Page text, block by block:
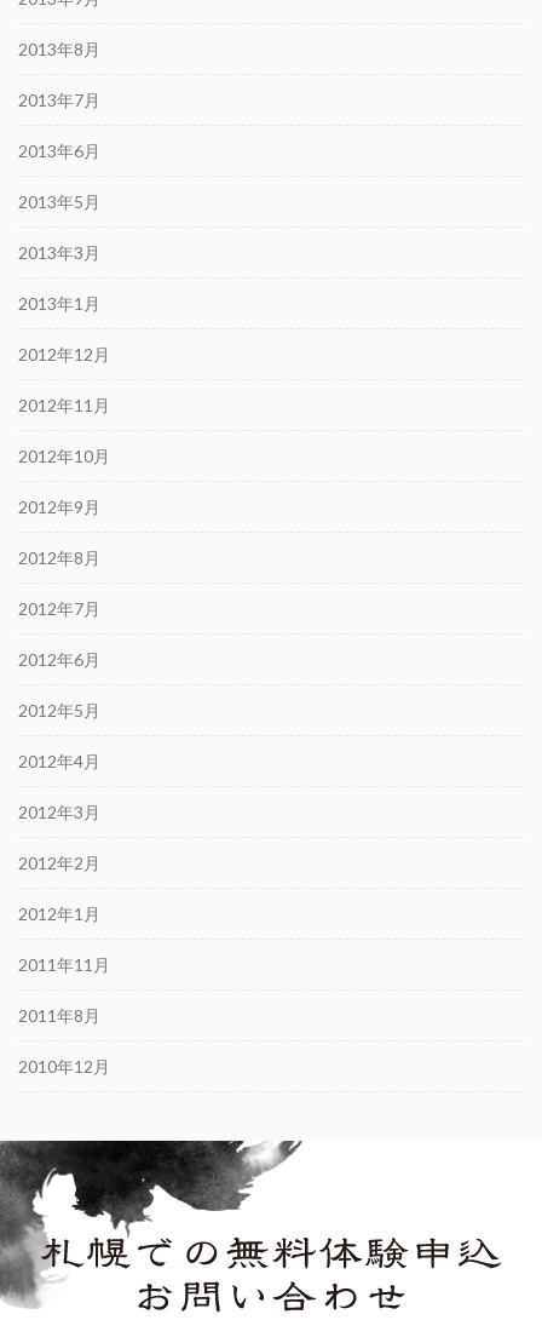
2013年8月
2013年7月
2013年6月
2013年5月
2013年3月
2013年1月
2012年12月
2012年11月
2012年10月
2012年9月
2012年8月
2012年7月
2012年6月
2012年5月
2012年4月
2012年3月
2012年2月
2012年1月
2011年11月
2011年8月
2010年12月